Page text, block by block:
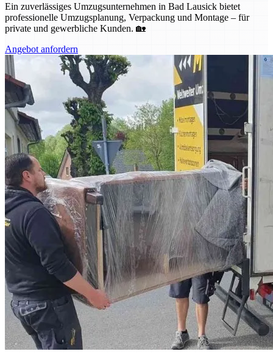
Ein zuverlässiges Umzugsunternehmen in Bad Lausick bietet
professionelle Umzugsplanung, Verpackung und Montage – für
private und gewerbliche Kunden. 🏡
Angebot anfordern